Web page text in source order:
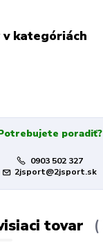
v kategóriách
poradiť?
0903 502 327
2jsport@2jsport.sk
tovar